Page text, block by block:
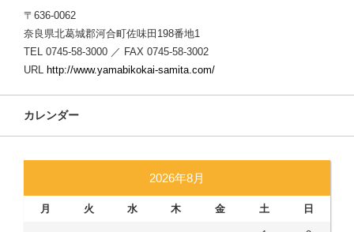
〒636-0062
奈良県北葛城郡河合町佐味田198番地1
TEL 0745-58-3000 ／ FAX 0745-58-3002
URL http://www.yamabikokai-samita.com/
カレンダー
2026年8月
月 火 水 木 金 土 日